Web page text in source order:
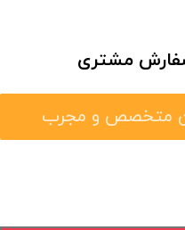
مشتری
متخصص و مجرب